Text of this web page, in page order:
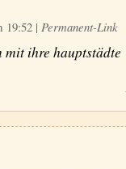
19:52 | Permanent-Link
ihre hauptstädte